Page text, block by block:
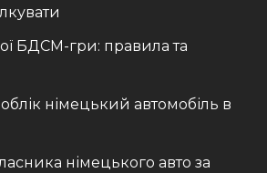
БДСМ-гри: правила та
німецький автомобіль в
німецького авто за